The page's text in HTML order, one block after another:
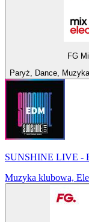
FG
Paryż, Dance,
SUNSHINE LIVE -
Muzyka klubowa,